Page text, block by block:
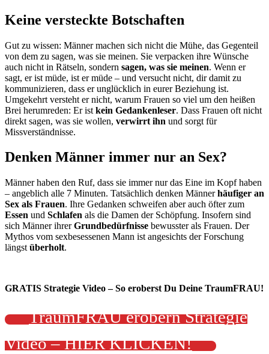
Keine versteckte Botschaften
Gut zu wissen: Männer machen sich nicht die Mühe, das Gegenteil
von dem zu sagen, was sie meinen. Sie verpacken ihre Wünsche
auch nicht in Rätseln, sondern sagen, was sie meinen. Wenn er
sagt, er ist müde, ist er müde – und versucht nicht, dir damit zu
kommunizieren, dass er unglücklich in eurer Beziehung ist.
Umgekehrt versteht er nicht, warum Frauen so viel um den heißen
Brei herumreden: Er ist kein Gedankenleser. Dass Frauen oft nicht
direkt sagen, was sie wollen, verwirrt ihn und sorgt für
Missverständnisse.
Denken Männer immer nur an Sex?
Männer haben den Ruf, dass sie immer nur das Eine im Kopf haben
– angeblich alle 7 Minuten. Tatsächlich denken Männerhäufiger an
Sex als Frauen. Ihre Gedanken schweifen aber auch öfter zum
Essen und Schlafen als die Damen der Schöpfung. Insofern sind
sich Männer ihrerGrundbedürfnisse bewusster als Frauen. Der
Mythos vom sexbesessenen Mann ist angesichts der Forschung
längst überholt.
GRATIS Strategie Video – So eroberst Du Deine TraumFRAU!
TraumFRAU erobern Strategie
Video – HIER KLICKEN!